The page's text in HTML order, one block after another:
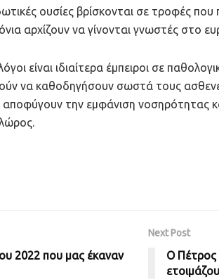
ουσίες βρίσκονται σε τροφές
αρχίζουν να γίνονται γνωστές στο
είναι ιδιαίτερα έμπειροι σε
να καθοδηγήσουν σωστά τους
αποφύγουν την εμφάνιση νοσηρότητας
2022 που μας έκαναν
Next Post
Ο Πέτρος